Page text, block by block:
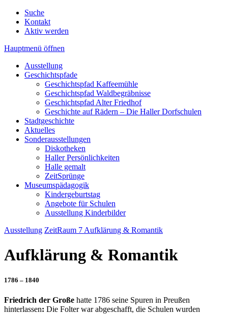
Suche
Kontakt
Aktiv werden
Hauptmenü öffnen
Ausstellung
Geschichtspfade
Geschichtspfad Kaffeemühle
Geschichtspfad Waldbegräbnisse
Geschichtspfad Alter Friedhof
Geschichte auf Rädern – Die Haller Dorfschulen
Stadtgeschichte
Aktuelles
Sonderausstellungen
Diskotheken
Haller Persönlichkeiten
Halle gemalt
ZeitSprünge
Museumspädagogik
Kindergeburtstag
Angebote für Schulen
Ausstellung Kinderbilder
Ausstellung ZeitRaum 7 Aufklärung & Romantik
Aufklärung & Romantik
1786 – 1840
Friedrich der Große hatte 1786 seine Spuren in Preußen
hinterlassen: Die Folter war abgeschafft, die Schulen wurden